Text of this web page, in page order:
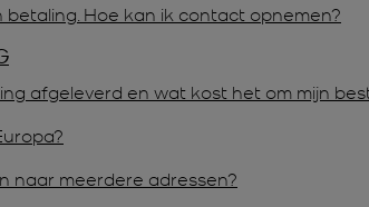
betaling. Hoe kan ik contact opnemen?
afgeleverd en wat kost het om mijn
naar meerdere adressen?